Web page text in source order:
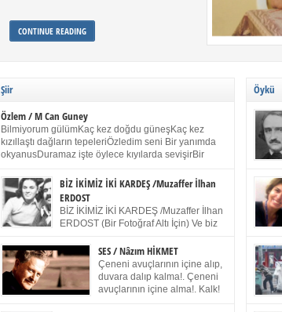
CONTINUE READING
Şiir
Özlem / M Can Guney
Bilmiyorum gülümKaç kez doğdu güneşKaç kez
kızıllaştı dağların tepeleriÖzledim seni Bir yanımda
okyanusDuramaz işte öylece kıyılarda sevişirBir
dururSokulur yalnızlığıma kokun olur Gözlerim bir
buruk gülümsemeDudağımda buğusu
öpüşlerinGeceler boyuÖzledim seni 2004 Haziran
Sydney / Toplumsal Kaynak / Memduh Güney
BİZ İKİMİZ İKİ KARDEŞ /Muzaffer İlhan
ERDOST
BİZ İKİMİZ İKİ KARDEŞ /Muzaffer İlhan
ERDOST (Bir Fotoğraf Altı İçin) Ve biz
Duracağız Fotoğrafımızda durduğumuz gibi Benim
ellerimde kelepçe Yüzümde yapay bir gülüş
(Kelepçeyi yadırgamanın gülüşü belki İlk kez olduğu
için Sonra alıştım Ve unuttum sonra kelepçeyi
SES / Nâzım HİKMET
Çeneni avuçlarının içine alıp,
duvara dalıp kalma!. Çeneni
avuçlarının içine alma!. Kalk!
Öykü
Bir
ah